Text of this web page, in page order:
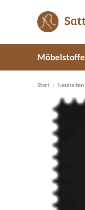
Möbelstoffe
Start » Neuheiten